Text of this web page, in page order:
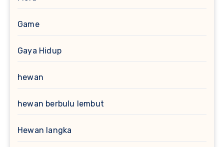
Game
Gaya Hidup
hewan
hewan berbulu lembut
Hewan langka